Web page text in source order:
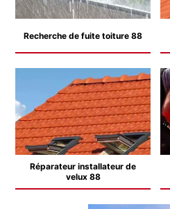
Recherche de fuite toiture 88
Réparateur installateur de
velux 88